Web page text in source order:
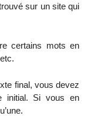
sur un site qui
certains mots en
final, vous devez
initial. Si vous en